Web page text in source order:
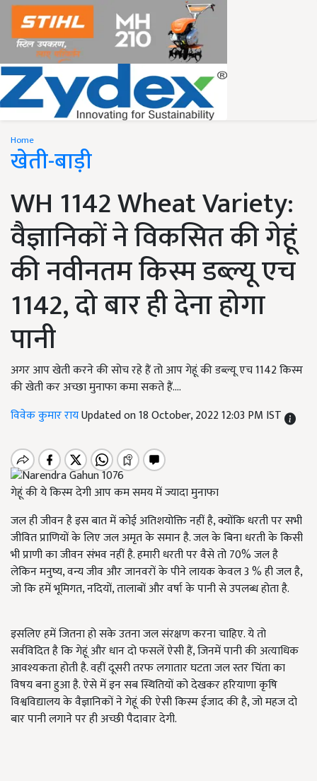
Home
खेती-बाड़ी
WH 1142 Wheat Variety:
वैज्ञानिकों ने विकसित की गेहूं
की नवीनतम किस्म डब्ल्यू एच
1142, दो बार ही देना होगा
पानी
अगर आप खेती करने की सोच रहे हैं तो आप गेहूं की डब्ल्यू एच 1142 किस्म
की खेती कर अच्छा मुनाफा कमा सकते हैं....
विवेक कुमार रायUpdated on 18 October, 2022 12:03 PM IST
गेहूं की ये किस्म देगी आप कम समय में ज्यादा मुनाफा
जल ही जीवन है इस बात में कोई अतिशयोक्ति नहीं है, क्योंकि धरती पर सभी
जीवित प्राणियों के लिए जल अमृत के समान है. जल के बिना धरती के किसी
भी प्राणी का जीवन संभव नहीं है. हमारी धरती पर वैसे तो 70% जल है
लेकिन मनुष्य, वन्य जीव और जानवरों के पीने लायक केवल 3 % ही जल है,
जो कि हमें भूमिगत, नदियों, तालाबों और वर्षा के पानी से उपलब्ध होता है.
इसलिए हमें जितना हो सके उतना जल संरक्षण करना चाहिए. ये तो
सर्वविदित है कि गेहूं और धान दो फसलें ऐसी हैं, जिनमें पानी की अत्याधिक
आवश्यकता होती है. वहीं दूसरी तरफ लगातार घटता जल स्तर चिंता का
विषय बना हुआ है. ऐसे में इन सब स्थितियों को देखकर हरियाणा कृषि
विश्वविद्यालय के वैज्ञानिकों ने गेहूं की ऐसी किस्म ईजाद की है, जो महज दो
बार पानी लगाने पर ही अच्छी पैदावार देगी.